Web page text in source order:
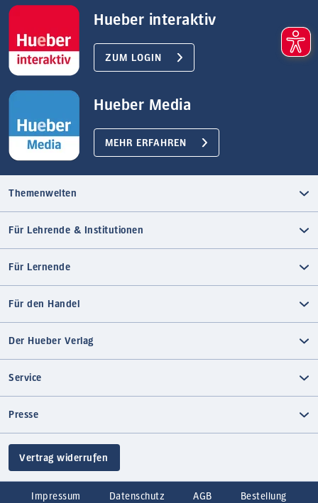
Hueber interaktiv
ZUM LOGIN
Hueber Media
MEHR ERFAHREN
Themenwelten
Für Lehrende & Institutionen
Für Lernende
Für den Handel
Der Hueber Verlag
Service
Presse
Vertrag widerrufen
Impressum Datenschutz AGB Bestellung